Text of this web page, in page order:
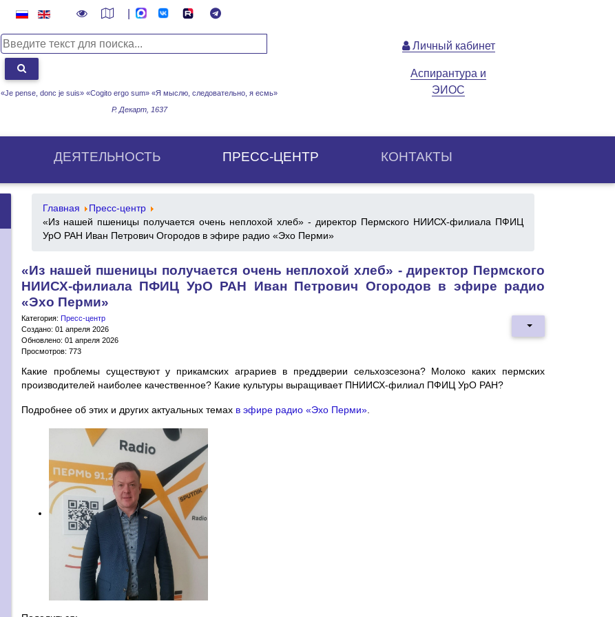
«Je pense, donc je suis» «Cogito ergo sum» «Я мыслю, следовательно, я есмь»
Р. Декарт, 1637
Личный кабинет
Аспирантура и
ЭИОС
ДЕЯТЕЛЬНОСТЬ ПРЕСС-ЦЕНТР КОНТАКТЫ
Главная
Пресс-центр
«Из нашей пшеницы получается очень неплохой хлеб» - директор Пермского НИИСХ-филиала ПФИЦ
УрО РАН Иван Петрович Огородов в эфире радио «Эхо Перми»
«Из нашей пшеницы получается очень неплохой хлеб» - директор Пермского
НИИСХ-филиала ПФИЦ УрО РАН Иван Петрович Огородов в эфире радио
«Эхо Перми»
Категория: Пресс-центр
Создано: 01 апреля 2026
Обновлено: 01 апреля 2026
Просмотров: 773
Какие проблемы существуют у прикамских аграриев в преддверии сельхозсезона? Молоко каких пермских
производителей наиболее качественное? Какие культуры выращивает ПНИИСХ-филиал ПФИЦ УрО РАН?
Подробнее об этих и других актуальных темах в эфире радио «Эхо Перми»